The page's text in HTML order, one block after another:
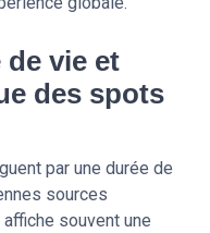
de vie et
des spots
par une durée de
sources
souvent une